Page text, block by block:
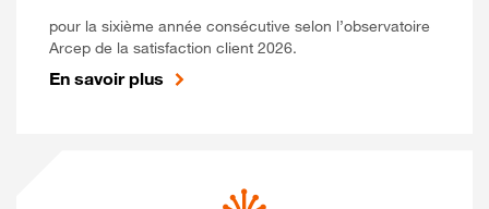
pour la sixième année consécutive selon l’observatoire
Arcep de la satisfaction client 2026.
En savoir plus